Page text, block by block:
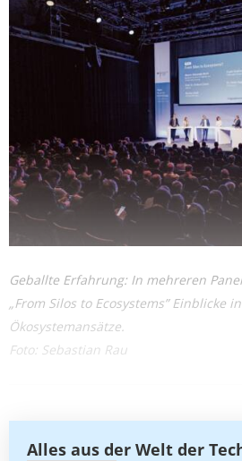
Geballte Erfahrung: In mehreren
„From Silos to Ecosystems” Einblicke
Ökosystemansätze.
Foto: Sebastian Rau
Alles aus der Welt der